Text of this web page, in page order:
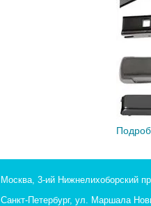
Москва, 3-ий Нижнелихоборский
Санкт-Петербург, ул. Маршала